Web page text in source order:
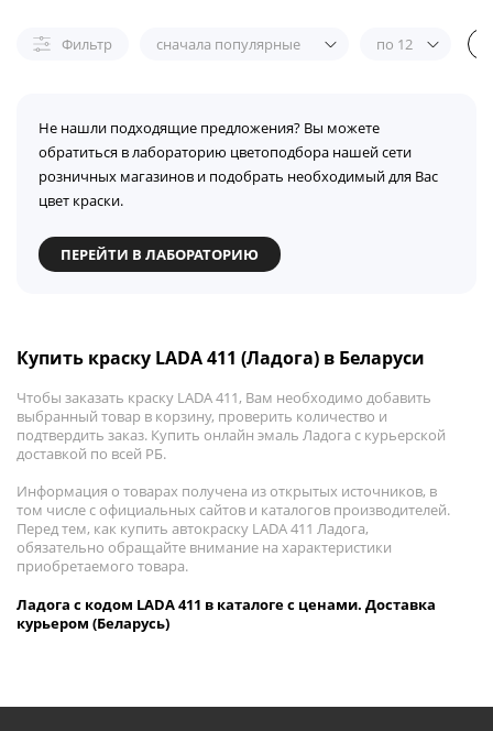
Фильтр сначала популярные по 12
Не нашли подходящие предложения? Вы можете
обратиться в лабораторию цветоподбора нашей сети
розничных магазинов и подобрать необходимый для Вас
цвет краски.
ПЕРЕЙТИ В ЛАБОРАТОРИЮ
Купить краску LADA 411 (Ладога) в Беларуси
Чтобы заказать краску LADA 411, Вам необходимо добавить
выбранный товар в корзину, проверить количество и
подтвердить заказ. Купить онлайн эмаль Ладога с курьерской
доставкой по всей РБ.
Информация о товарах получена из открытых источников, в
том числе с официальных сайтов и каталогов производителей.
Перед тем, как купить автокраску LADA 411 Ладога,
обязательно обращайте внимание на характеристики
приобретаемого товара.
Ладога с кодом LADA 411 в каталоге с ценами. Доставка
курьером (Беларусь)